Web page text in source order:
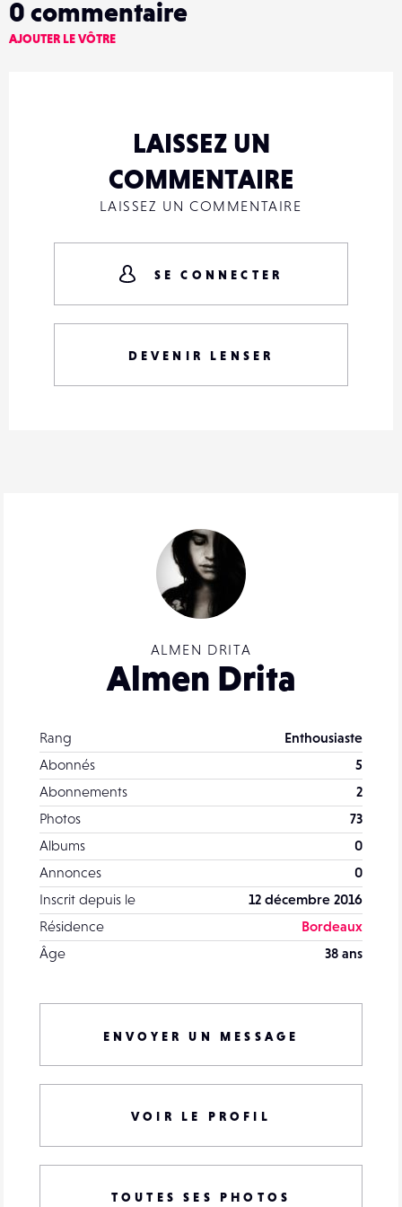
ALMEN DRITA
Almen Drita
Rang
Enthousiaste
Abonnés
5
Abonnements
2
Photos
73
Albums
0
Annonces
0
Inscrit depuis le
12 décembre 2016
Résidence
Bordeaux
Âge
38 ans
ENVOYER UN MESSAGE
VOIR LE PROFIL
TOUTES SES PHOTOS
0 commentaire
AJOUTER LE VÔTRE
LAISSEZ UN
COMMENTAIRE
LAISSEZ UN COMMENTAIRE
SE CONNECTER
DEVENIR LENSER